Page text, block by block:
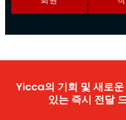
Yicca의 기회 및 새로
있는 즉시 전달